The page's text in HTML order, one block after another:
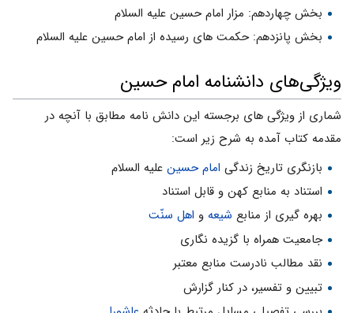
بخش چهاردهم: مزار امام حسین علیه السلام
بخش پانزدهم: حکمت هاى رسیده از امام حسین علیه السلام
ویژگى‌هاى دانشنامه امام حسین
شمارى از ویژگى هاى برجسته این دانش نامه مطابق با آنچه در
مقدمه کتاب آمده به شرح زیر است:
بازنگرى تاریخ زندگى امام حسینعلیه السلام
استناد به منابع کهن و قابل استناد
بهره گیرى از منابع شیعهو اهل سنّت
جامعیت همراه با گزیده نگارى
نقد مطالب نادرست منابع معتبر
تبیین و تفسیر، در کنار گزارش